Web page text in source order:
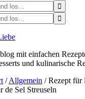
mit einfachen
und kulinarische
/ Allgemein /Rezept für
de Sel Streuseln